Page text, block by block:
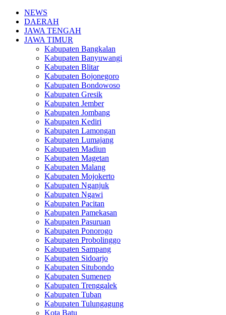
NEWS
DAERAH
JAWA TENGAH
JAWA TIMUR
Kabupaten Bangkalan
Kabupaten Banyuwangi
Kabupaten Blitar
Kabupaten Bojonegoro
Kabupaten Bondowoso
Kabupaten Gresik
Kabupaten Jember
Kabupaten Jombang
Kabupaten Kediri
Kabupaten Lamongan
Kabupaten Lumajang
Kabupaten Madiun
Kabupaten Magetan
Kabupaten Malang
Kabupaten Mojokerto
Kabupaten Nganjuk
Kabupaten Ngawi
Kabupaten Pacitan
Kabupaten Pamekasan
Kabupaten Pasuruan
Kabupaten Ponorogo
Kabupaten Probolinggo
Kabupaten Sampang
Kabupaten Sidoarjo
Kabupaten Situbondo
Kabupaten Sumenep
Kabupaten Trenggalek
Kabupaten Tuban
Kabupaten Tulungagung
Kota Batu